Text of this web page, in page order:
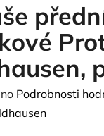
Podrobnosti